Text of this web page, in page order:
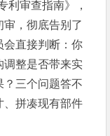
利审查指南》，
，彻底告别了
会直接判断：你
调整是否带来实
？三个问题答不
、拼凑现有部件